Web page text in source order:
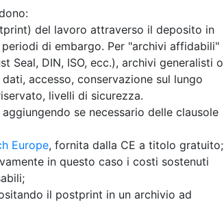
del lavoro attraverso il deposito in
di embargo. Per "archivi affidabili"
Seal, DIN, ISO, ecc.), archivi generalisti o
accesso, conservazione sul lungo
livelli di sicurezza.
se necessario delle clausole
Europe, fornita dalla CE a titolo gratuito;
in questo caso i costi sostenuti
il postprint in un archivio ad